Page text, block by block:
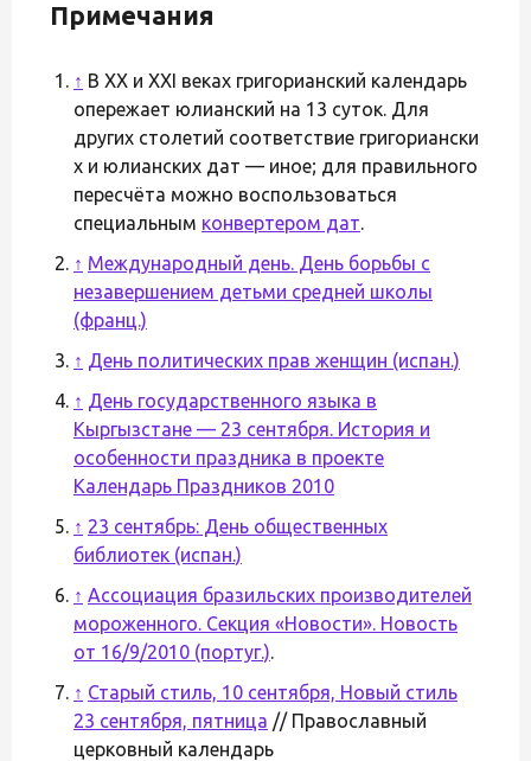
Примечания
↑ В XX и XXI веках григорианский календарь
опережает юлианский на 13 суток. Для
других столетий соответствие григориански
х и юлианских дат — иное; для правильного
пересчёта можно воспользоваться
специальным конвертером дат.
↑ Международный день. День борьбы с
незавершением детьми средней школы
(франц.)
↑ День политических прав женщин (испан.)
↑ День государственного языка в
Кыргызстане — 23 сентября. История и
особенности праздника в проекте
Календарь Праздников 2010
↑ 23 сентябрь: День общественных
библиотек (испан.)
↑ Ассоциация бразильских производителей
мороженного. Секция «Новости». Новость
от 16/9/2010 (португ.).
↑ Старый стиль, 10 сентября, Новый стиль
23 сентября, пятница // Православный
церковный календарь